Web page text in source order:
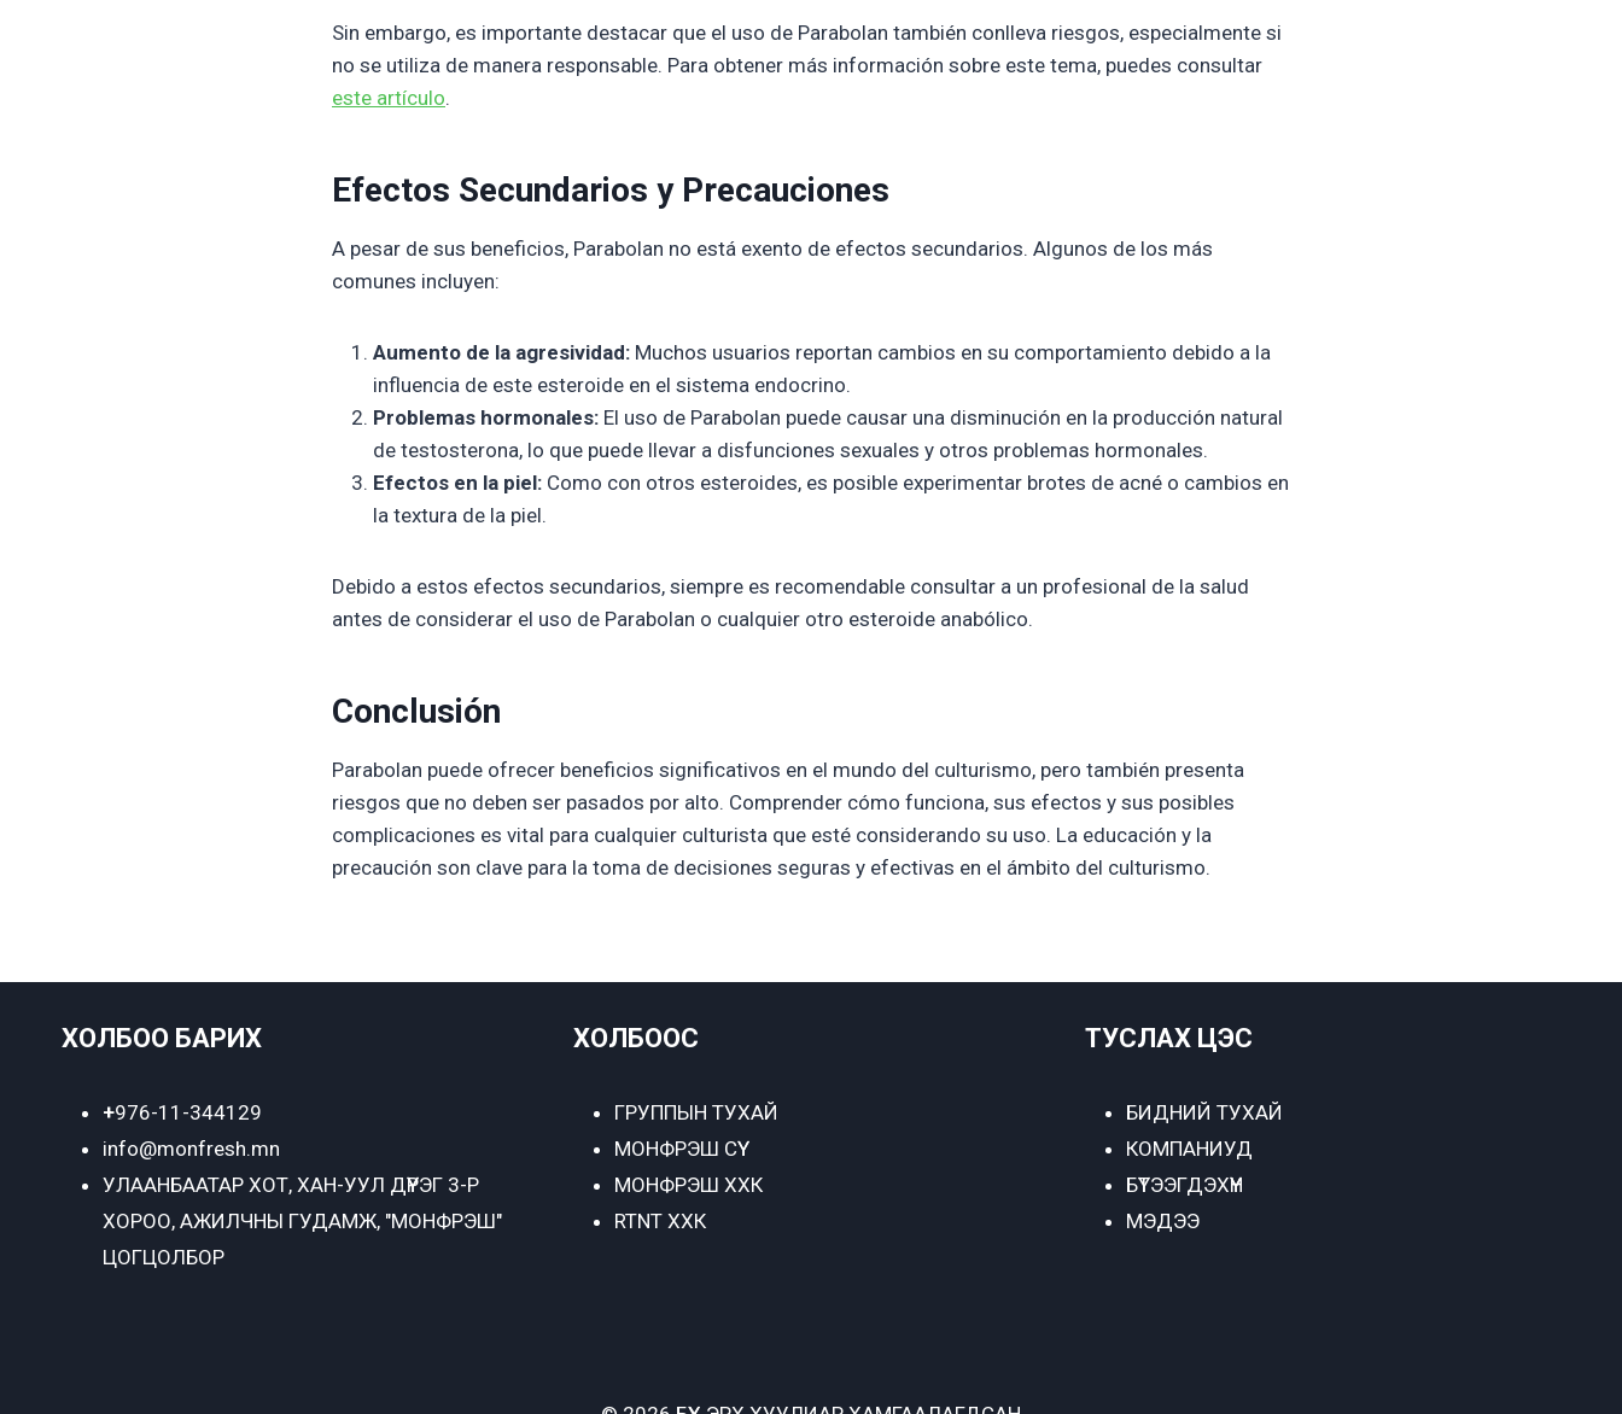
Sin embargo, es importante destacar que el uso de Parabolan también conlleva riesgos, especialmente si
no se utiliza de manera responsable. Para obtener más información sobre este tema, puedes consultar
este artículo.
Efectos Secundarios y Precauciones
A pesar de sus beneficios, Parabolan no está exento de efectos secundarios. Algunos de los más
comunes incluyen:
Aumento de la agresividad: Muchos usuarios reportan cambios en su comportamiento debido a la
influencia de este esteroide en el sistema endocrino.
Problemas hormonales: El uso de Parabolan puede causar una disminución en la producción natural
de testosterona, lo que puede llevar a disfunciones sexuales y otros problemas hormonales.
Efectos en la piel: Como con otros esteroides, es posible experimentar brotes de acné o cambios en
la textura de la piel.
Debido a estos efectos secundarios, siempre es recomendable consultar a un profesional de la salud
antes de considerar el uso de Parabolan o cualquier otro esteroide anabólico.
Conclusión
Parabolan puede ofrecer beneficios significativos en el mundo del culturismo, pero también presenta
riesgos que no deben ser pasados por alto. Comprender cómo funciona, sus efectos y sus posibles
complicaciones es vital para cualquier culturista que esté considerando su uso. La educación y la
precaución son clave para la toma de decisiones seguras y efectivas en el ámbito del culturismo.
ХОЛБОО БАРИХ
+976-11-344129
info@monfresh.mn
УЛААНБААТАР ХОТ, ХАН-УУЛ ДҮҮРЭГ 3-Р
ХОРОО, АЖИЛЧНЫ ГУДАМЖ, "МОНФРЭШ"
ЦОГЦОЛБОР
ХОЛБООС
ГРУППЫН ТУХАЙ
МОНФРЭШ СҮҮ
МОНФРЭШ ХХК
RTNT ХХК
ТУСЛАХ ЦЭС
БИДНИЙ ТУХАЙ
КОМПАНИУД
БҮТЭЭГДЭХҮҮН
МЭДЭЭ